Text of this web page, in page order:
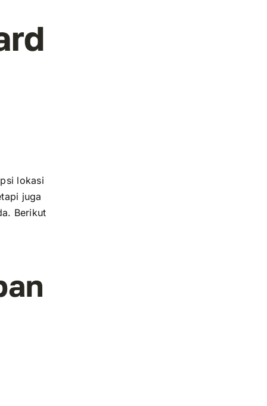
lokasi
juga
Berikut